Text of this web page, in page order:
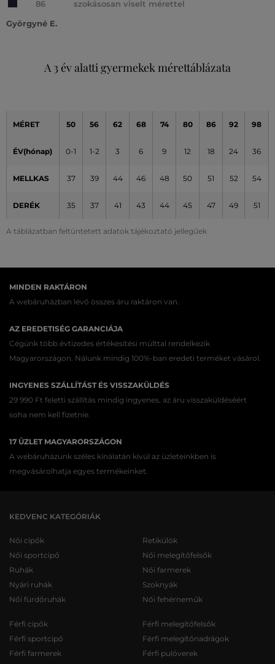
86
szokásosan viselt mérettel
Györgyné E.
A 3 év alatti gyermekek mérettáblázata
A táblázatban feltüntetett adatok tájékoztató jellegűek
MÉRET 50 56 62 68 74 80 86 92 98
ÉV(hónap) 0-1 1-2 3 6 9 12 18 24 36
MELLKAS 37 39 44 46 48 50 51 52 54
DERÉK 35 37 41 43 44 45 47 49 51
MINDEN RAKTÁRON
A webáruházban lévő összes áru raktáron van.
AZ EREDETISÉG GARANCIÁJA
Cégünk több évtizedes értékesítési múlttal rendelkezik
Magyarországon. Nálunk mindig 100%-ban eredeti terméket vásárol.
INGYENES SZÁLLÍTÁST ÉS VISSZAKÜLDÉS
29 990 Ft feletti szállítás mindig ingyenes, az áru visszaküldéséért
soha nem kell fizetnie.
17 ÜZLET MAGYARORSZÁGON
A webáruházunk széles kínálatán kívül az üzleteinkben is
megvásárolhatja egyes termékeinket.
KEDVENC KATEGÓRIÁK
Női cipők
Női sportcipő
Ruhák
Nyári ruhák
Női fürdőruhák
Retikülök
Női melegítőfelsők
Női farmerek
Szoknyák
Női fehérneműk
Férfi cipők
Férfi sportcipő
Férfi farmerek
Férfi melegítőfelsők
Férfi melegítőnadrágok
Férfi pulóverek